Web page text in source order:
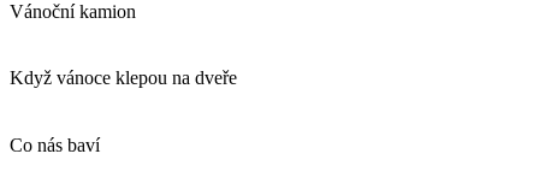
Vánoční kamion
Když vánoce klepou na dveře
Co nás baví